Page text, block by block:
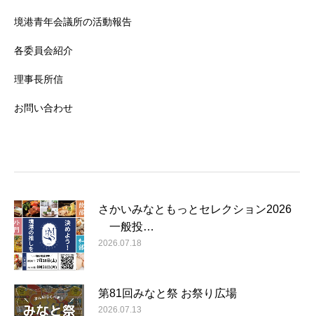
境港青年会議所の活動報告
各委員会紹介
理事長所信
お問い合わせ
さかいみなともっとセレクション2026
一般投…
2026.07.18
第81回みなと祭 お祭り広場
2026.07.13